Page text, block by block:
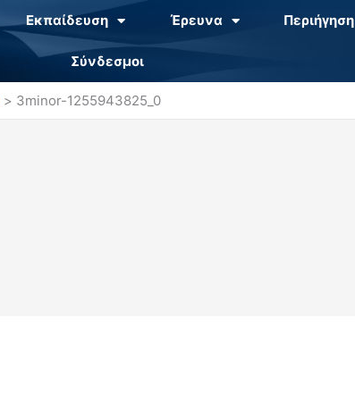
Εκπαίδευση Έρευνα Περιήγηση
Σύνδεσμοι
3minor-1255943825_0